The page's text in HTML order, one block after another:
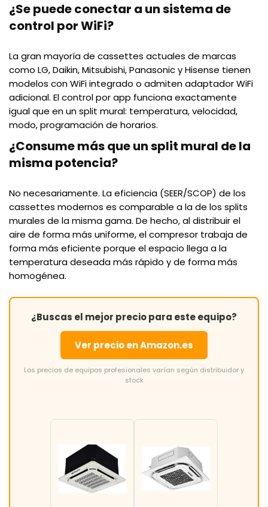
¿Se puede conectar a un sistema de
control por WiFi?
La gran mayoría de cassettes actuales de marcas
como LG, Daikin, Mitsubishi, Panasonic y Hisense tienen
modelos con WiFi integrado o admiten adaptador WiFi
adicional. El control por app funciona exactamente
igual que en un split mural: temperatura, velocidad,
modo, programación de horarios.
¿Consume más que un split mural de la
misma potencia?
No necesariamente. La eficiencia (SEER/SCOP) de los
cassettes modernos es comparable a la de los splits
murales de la misma gama. De hecho, al distribuir el
aire de forma más uniforme, el compresor trabaja de
forma más eficiente porque el espacio llega a la
temperatura deseada más rápido y de forma más
homogénea.
¿Buscas el mejor precio para este equipo?
Ver precio en Amazon.es
Los precios de equipos profesionales varían según distribuidor y
stock